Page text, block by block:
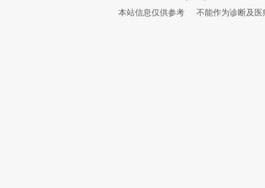
本站信息仅供参考
不能作为诊断及医